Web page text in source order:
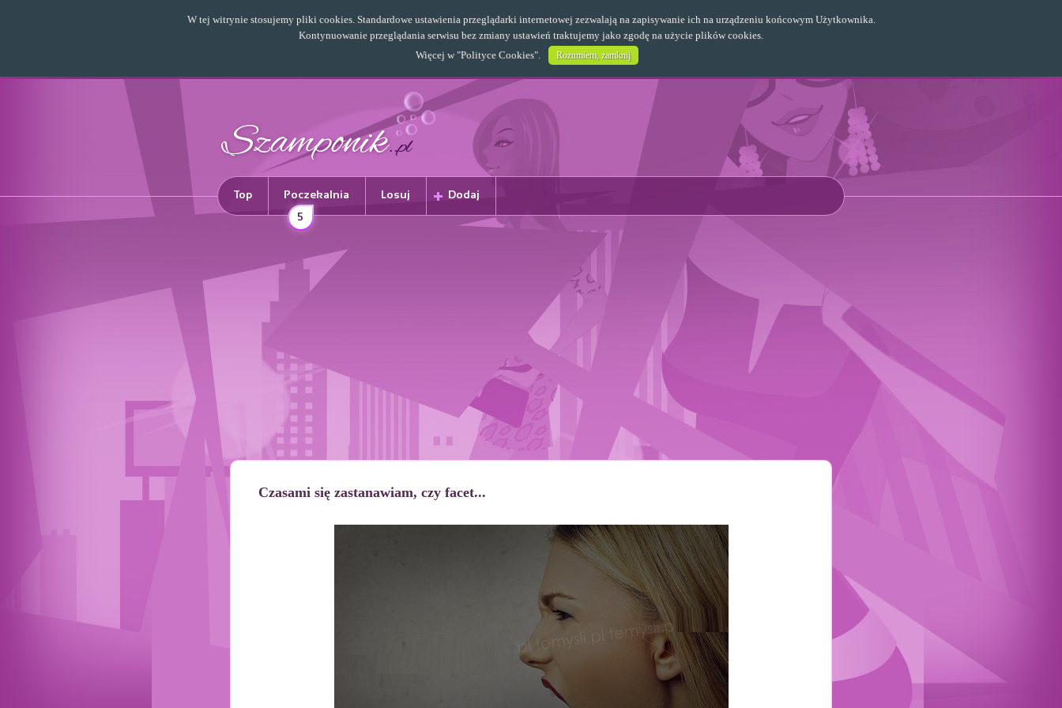
Top Poczekalnia
5
Losuj Dodaj
Czasami się zastanawiam, czy facet...
W tej witrynie stosujemy pliki cookies. Standardowe ustawienia przeglądarki internetowej zezwalają na zapisywanie ich na urządzeniu końcowym Użytkownika.
Kontynuowanie przeglądania serwisu bez zmiany ustawień traktujemy jako zgodę na użycie plików cookies.
Więcej w "Polityce Cookies". Rozumiem, zamknij